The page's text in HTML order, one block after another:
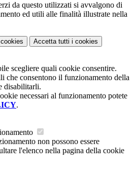
da questo utilizzati si avvalgono di
ed utili alle finalità illustrate nella
Accetta tutti i cookies
scegliere quali cookie consentire.
che consentono il funzionamento della
disabilitarli.
necessari al funzionamento potete
.
non possono essere
l'elenco nella pagina della cookie